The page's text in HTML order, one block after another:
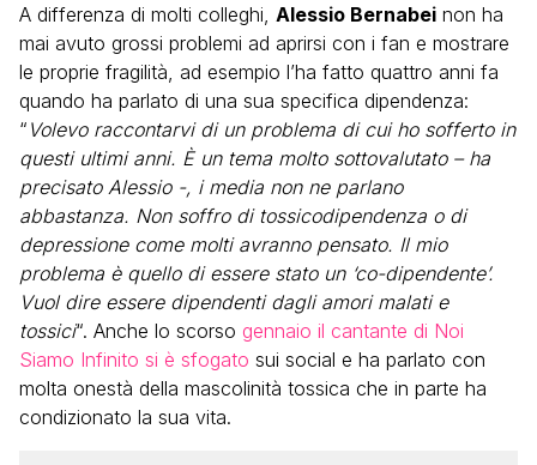
A differenza di molti colleghi, Alessio Bernabei non ha
mai avuto grossi problemi ad aprirsi con i fan e mostrare
le proprie fragilità, ad esempio l’ha fatto quattro anni fa
quando ha parlato di una sua specifica dipendenza:
“ Volevo raccontarvi di un problema di cui ho sofferto in
questi ultimi anni. È un tema molto sottovalutato – ha
precisato Alessio -, i media non ne parlano
abbastanza. Non soffro di tossicodipendenza o di
depressione come molti avranno pensato. Il mio
problema è quello di essere stato un ‘co-dipendente’.
Vuol dire essere dipendenti dagli amori malati e
tossici“. Anche lo scorso gennaio il cantante di Noi
Siamo Infinito si è sfogato sui social e ha parlato con
molta onestà della mascolinità tossica che in parte ha
condizionato la sua vita.